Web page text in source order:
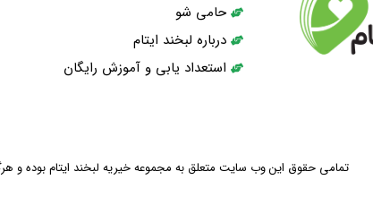
حامی شو
درباره لبخند ایتام
استعداد یابی و آموزش رایگان
تمامی حقوق این وب سایت متعلق به مجموعه خیریه لبخند ایتام بوده و